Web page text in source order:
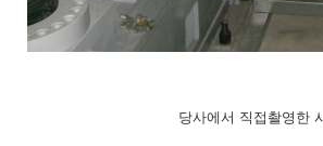
당사에서 직접촬영한